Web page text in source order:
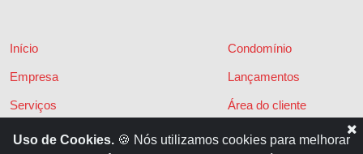
Início
Empresa
Serviços
Financiamentos
Condomínio
Lançamentos
Área do cliente
Políticas de privacidade
Uso de Cookies. 🍪 Nós utilizamos cookies para melhorar